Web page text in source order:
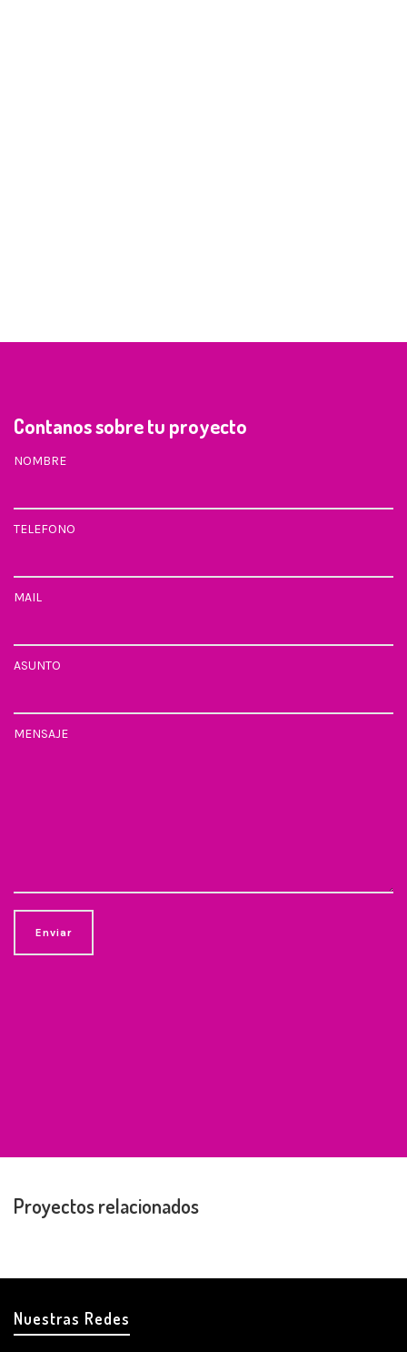
Contanos sobre tu proyecto
NOMBRE
TELEFONO
MAIL
ASUNTO
MENSAJE
Proyectos relacionados
Nuestras Redes